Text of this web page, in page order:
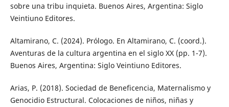
sobre una tribu inquieta. Buenos Aires, Argentina: Siglo
Veintiuno Editores.
Altamirano, C. (2024). Prólogo. En Altamirano, C. (coord.).
Aventuras de la cultura argentina en el siglo XX (pp. 1-7).
Buenos Aires, Argentina: Siglo Veintiuno Editores.
Arias, P. (2018). Sociedad de Beneficencia, Maternalismo y
Genocidio Estructural. Colocaciones de niños, niñas y